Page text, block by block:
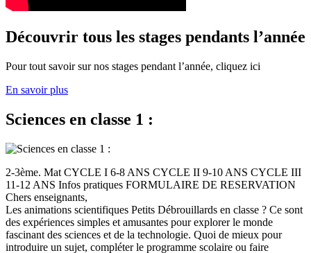
Découvrir tous les stages pendants l’année
Pour tout savoir sur nos stages pendant l’année, cliquez ici
En savoir plus
Sciences en classe 1 :
2-3ème. Mat CYCLE I 6-8 ANS CYCLE II 9-10 ANS CYCLE III
11-12 ANS Infos pratiques FORMULAIRE DE RESERVATION
Chers enseignants,
Les animations scientifiques Petits Débrouillards en classe ? Ce sont
des expériences simples et amusantes pour explorer le monde
fascinant des sciences et de la technologie. Quoi de mieux pour
introduire un sujet, compléter le programme scolaire ou faire